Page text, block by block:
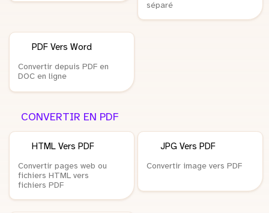
séparé
PDF Vers Word
Convertir depuis PDF en
DOC en ligne
CONVERTIR EN PDF
HTML Vers PDF
Convertir pages web ou
fichiers HTML vers
fichiers PDF
JPG Vers PDF
Convertir image vers PDF